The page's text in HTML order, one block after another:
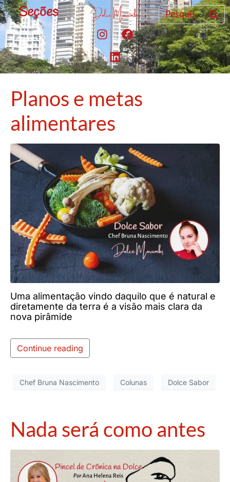
Seções
Planos e metas
alimentares
Uma alimentação vindo daquilo que é natural e
diretamente da terra é a visão mais clara da
nova pirâmide
Continue reading
Chef Bruna Nascimento Colunas Dolce Sabor
Nada será como antes